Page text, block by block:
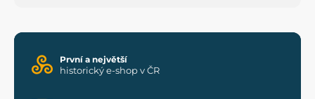
První a největší
historický e-shop v ČR